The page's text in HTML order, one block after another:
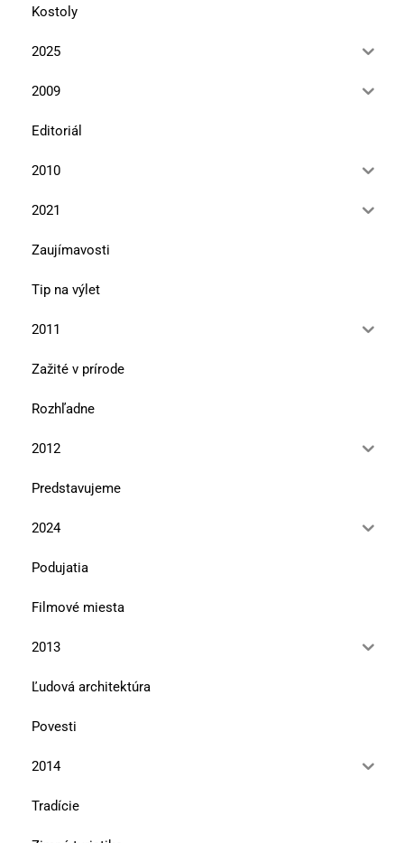
Kostoly
2025
2009
Editoriál
2010
2021
Zaujímavosti
Tip na výlet
2011
Zažité v prírode
Rozhľadne
2012
Predstavujeme
2024
Podujatia
Filmové miesta
2013
Ľudová architektúra
Povesti
2014
Tradície